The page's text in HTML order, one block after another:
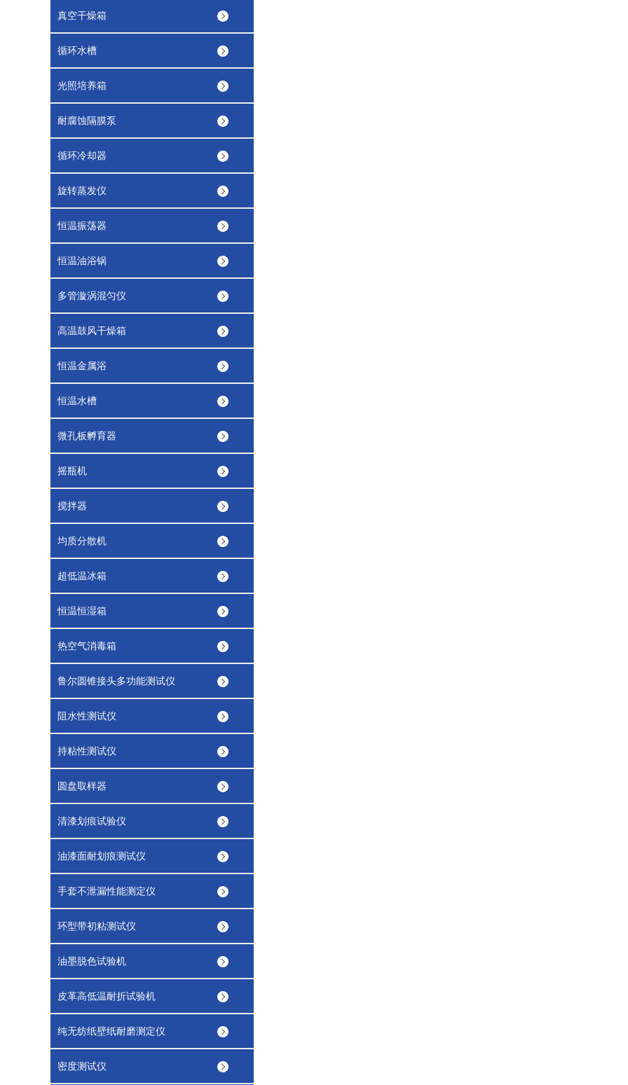
真空干燥箱
循环水槽
光照培养箱
耐腐蚀隔膜泵
循环冷却器
旋转蒸发仪
恒温振荡器
恒温油浴锅
多管漩涡混匀仪
高温鼓风干燥箱
恒温金属浴
恒温水槽
微孔板孵育器
摇瓶机
搅拌器
均质分散机
超低温冰箱
恒温恒湿箱
热空气消毒箱
鲁尔圆锥接头多功能测试仪
阻水性测试仪
持粘性测试仪
圆盘取样器
清漆划痕试验仪
油漆面耐划痕测试仪
手套不泄漏性能测定仪
环型带初粘测试仪
油墨脱色试验机
皮革高低温耐折试验机
纯无纺纸壁纸耐磨测定仪
密度测试仪